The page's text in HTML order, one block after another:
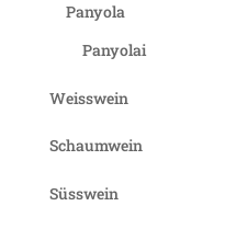
Panyola
Panyolai
Weisswein
Schaumwein
Süsswein